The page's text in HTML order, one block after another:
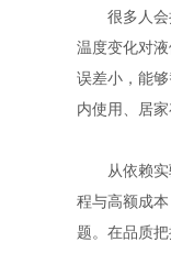
很多人会担
温度变化对
误差小，能
内使用、居
从依赖实验
程与高额成
题。在品质